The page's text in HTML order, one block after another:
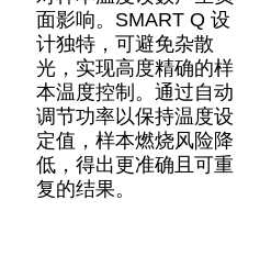
面影响。SMART Q 设
计独特，可避免杂散
光，实现高度精确的样
本温度控制。通过自动
调节功率以保持温度设
定值，样本燃烧风险降
低，得出更准确且可重
复的结果。